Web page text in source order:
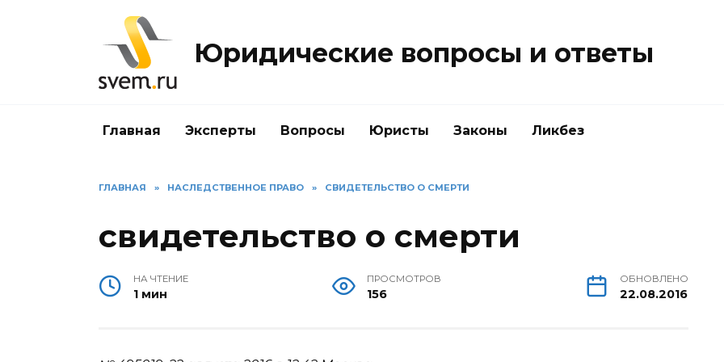
Юридические вопросы и ответы
Главная Эксперты Вопросы Юристы Законы Ликбез
ГЛАВНАЯ » НАСЛЕДСТВЕННОЕ ПРАВО » СВИДЕТЕЛЬСТВО О СМЕРТИ
свидетельство о смерти
НА ЧТЕНИЕ
1 мин
ПРОСМОТРОВ
156
ОБНОВЛЕНО
22.08.2016